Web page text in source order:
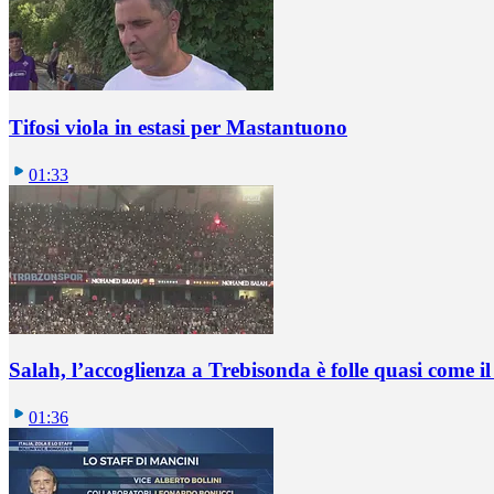
Tifosi viola in estasi per Mastantuono
01:33
Salah, l’accoglienza a Trebisonda è folle quasi come
01:36